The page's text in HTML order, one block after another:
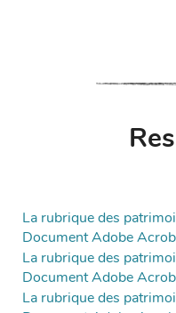
La rubrique des
Document Adobe
La rubrique des
Document Adobe
La rubrique des